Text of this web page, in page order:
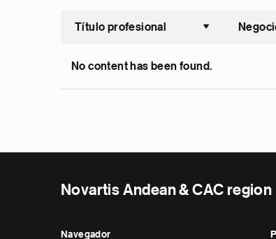
Título profesional
No content has been found.
Novartis Andean & CAC region
Navegador